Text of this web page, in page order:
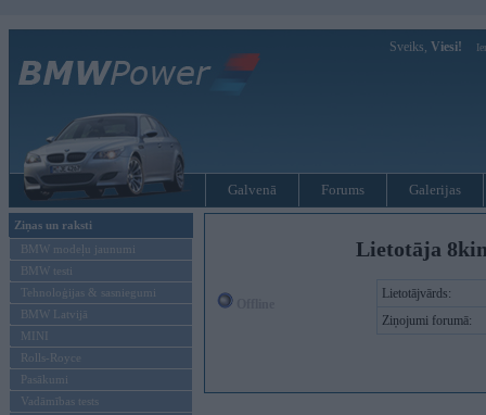
Sveiks, Viesi!
Galvenā Forums Galerijas
Ziņas un raksti
BMW modeļu jaunumi
BMW testi
Tehnoloģijas & sasniegumi
BMW Latvijā
MINI
Rolls-Royce
Pasākumi
Vadāmības tests
Lietotāja
Lietotājvārds:
Ziņojumi forumā: